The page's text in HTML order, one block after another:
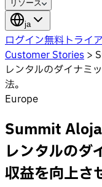
リソース
ja
ログイン無料トライ
Customer Stories >
レンタルのダイナミ
法。
Europe
Summit
レンタルのダ
収益を向上さ